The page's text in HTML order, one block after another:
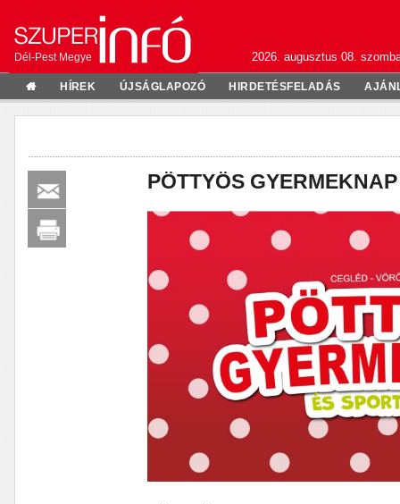
Dél-Pest Megye 2026. augusztus 08.
HÍREK ÚJSÁGLAPOZÓ HIRDETÉSFELADÁS
PÖTTYÖS